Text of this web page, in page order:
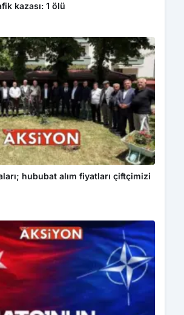
kazası: 1 ölü
hububat alım fiyatları çiftçimizi